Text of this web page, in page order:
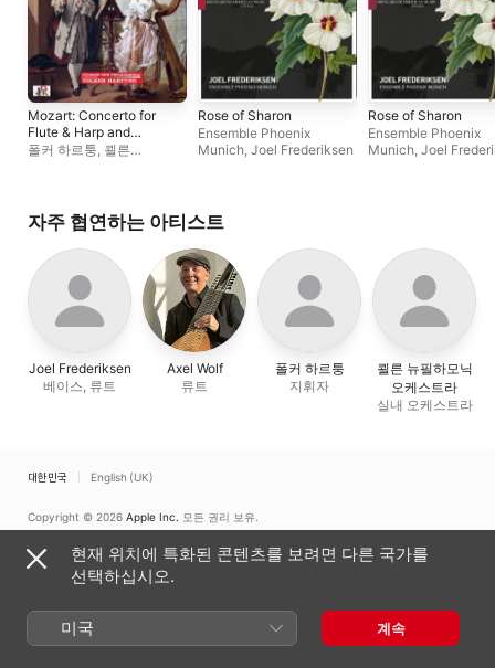
Mozart: Concerto for
Flute & Harp and
Serenade No. 6
폴커 하르퉁, 쾰른
Rose of Sharon
Ensemble Phoenix
Munich, Joel Frederiksen
Rose of Sharon
Ensemble Phoenix
Munich, Joel
자주 협연하는 아티스트
Joel Frederiksen
베이스, 류트
Axel Wolf
류트
폴커 하르퉁
지휘자
쾰른 뉴필하모닉
오케스트라
실내 오케스트라
대한민국 English (UK)
Copyright © 2026 Apple Inc. 모든 권리 보유.
피드백
현재 위치에 특화된 콘텐츠를 보려면 다른 국가를
선택하십시오.
미국 계속